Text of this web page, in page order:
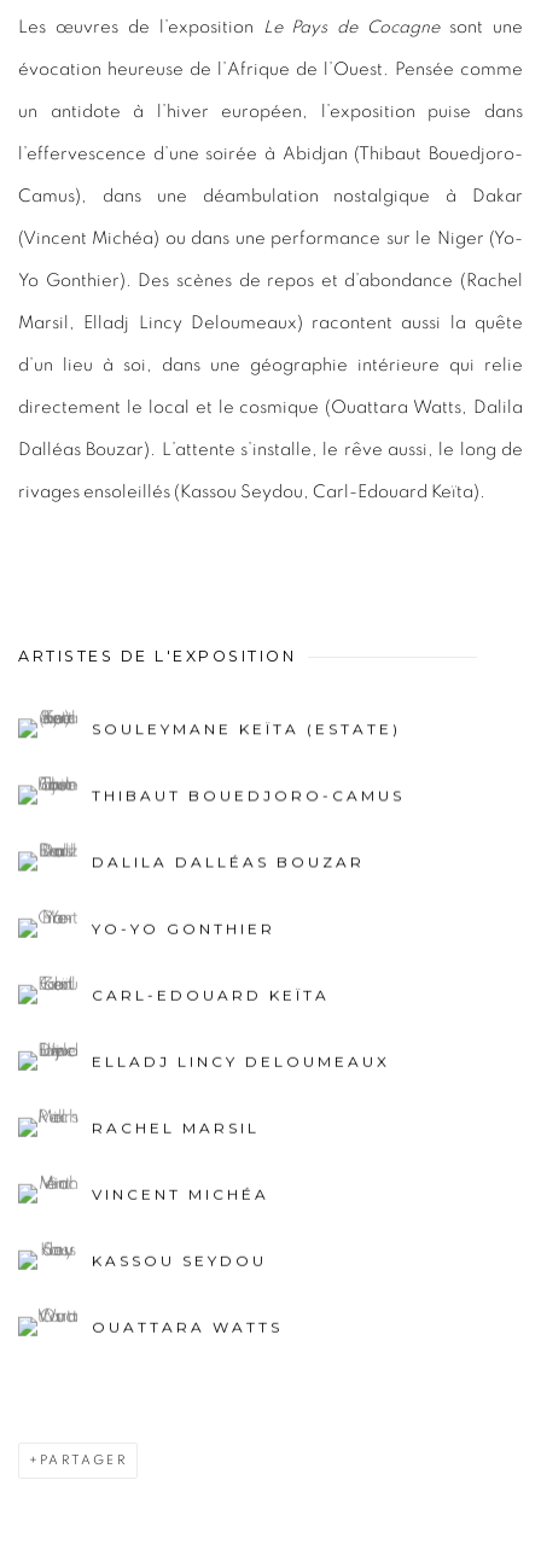
Les œuvres de l’exposition Le Pays de Cocagnesont une
évocation heureuse de l’Afrique de l’Ouest. Pensée comme
un antidote à l’hiver européen, l’exposition puise dans
l’effervescence d’une soirée à Abidjan (Thibaut Bouedjoro-
Camus), dans une déambulation nostalgique à Dakar
(Vincent Michéa) ou dans une performance sur le Niger (Yo-
Yo Gonthier). Des scènes de repos et d’abondance (Rachel
Marsil, Elladj Lincy Deloumeaux) racontent aussi la quête
d’un lieu à soi, dans une géographie intérieure qui relie
directement le local et le cosmique (Ouattara Watts, Dalila
Dalléas Bouzar). L’attente s’installe, le rêve aussi, le long de
rivages ensoleillés (Kassou Seydou, Carl-Edouard Keïta).
ARTISTES DE L'EXPOSITION
SOULEYMANE KEÏTA (ESTATE)
THIBAUT BOUEDJORO-CAMUS
DALILA DALLÉAS BOUZAR
YO-YO GONTHIER
CARL-EDOUARD KEÏTA
ELLADJ LINCY DELOUMEAUX
RACHEL MARSIL
VINCENT MICHÉA
KASSOU SEYDOU
OUATTARA WATTS
PARTAGER